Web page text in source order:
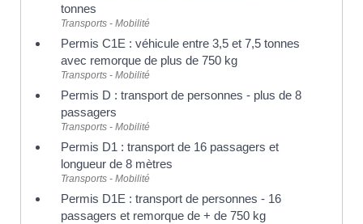
tonnes
Transports - Mobilité
Permis C1E : véhicule entre 3,5 et 7,5 tonnes
avec remorque de plus de 750 kg
Transports - Mobilité
Permis D : transport de personnes - plus de 8
passagers
Transports - Mobilité
Permis D1 : transport de 16 passagers et
longueur de 8 mètres
Transports - Mobilité
Permis D1E : transport de personnes - 16
passagers et remorque de + de 750 kg